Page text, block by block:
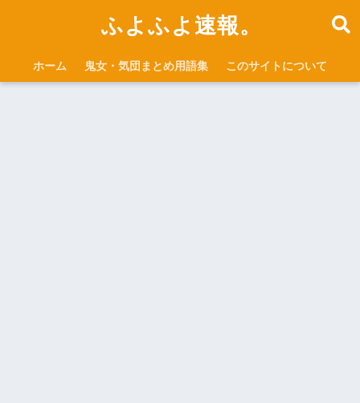
ふよふよ速報。
ホーム 鬼女・気団まとめ用語集 このサイトについて